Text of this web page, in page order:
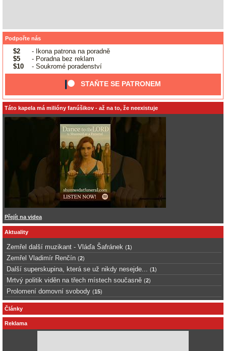
Podpořte nás
$2
- Ikona patrona na poradně
$5
- Poradna bez reklam
$10
- Soukromé poradenství
STAŇTE SE PATRONEM
Táto kapela má milióny fanúšikov - až na to, že neexistuje
Přejít na videa
Aktuality
Zemřel další muzikant - Vláďa Šafránek (1)
Zemřel Vladimír Renčín (2)
Další superskupina, která se už nikdy nesejde... (1)
Mrtvý politik viděn na třech místech současně (2)
Prolomení domovní svobody (15)
Články
Reklama